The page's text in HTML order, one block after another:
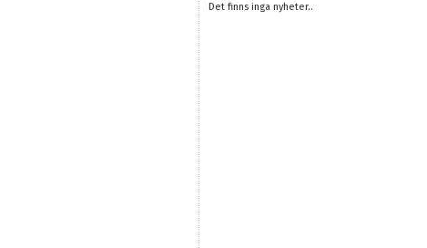
Det finns inga nyheter..